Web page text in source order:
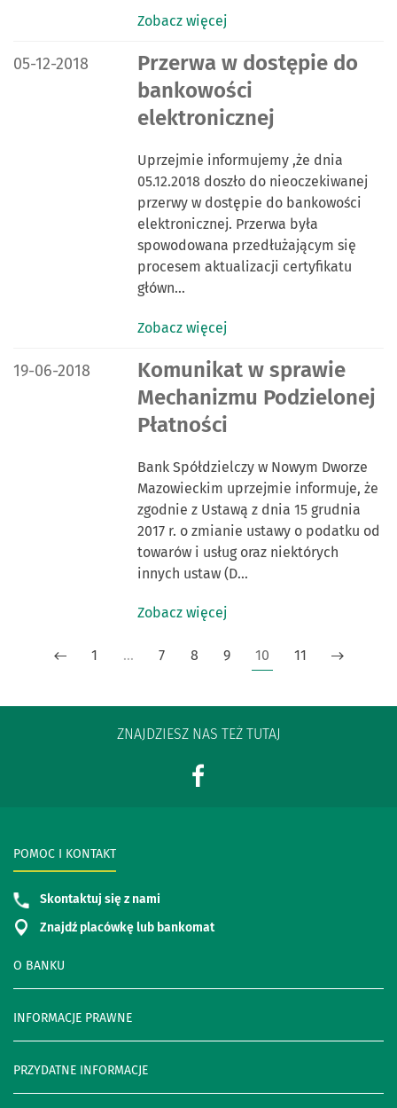
Zobacz więcej
DATA PUBLIKACJI:
05-12-2018
Przerwa w dostępie do
bankowości
elektronicznej
Uprzejmie informujemy ,że dnia
05.12.2018 doszło do nieoczekiwanej
przerwy w dostępie do bankowości
elektronicznej. Przerwa była
spowodowana przedłużającym się
procesem aktualizacji certyfikatu
główn…
Zobacz więcej
DATA PUBLIKACJI:
19-06-2018
Komunikat w sprawie
Mechanizmu Podzielonej
Płatności
Bank Spółdzielczy w Nowym Dworze
Mazowieckim uprzejmie informuje, że
zgodnie z Ustawą z dnia 15 grudnia
2017 r. o zmianie ustawy o podatku od
towarów i usług oraz niektórych
innych ustaw (D…
Zobacz więcej
1 … 7 8 9 10 11
ZNAJDZIESZ NAS TEŻ TUTAJ
O BANKU
INFORMACJE PRAWNE
PRZYDATNE INFORMACJE
POMOC I KONTAKT
Skontaktuj się z nami
Znajdź placówkę lub bankomat